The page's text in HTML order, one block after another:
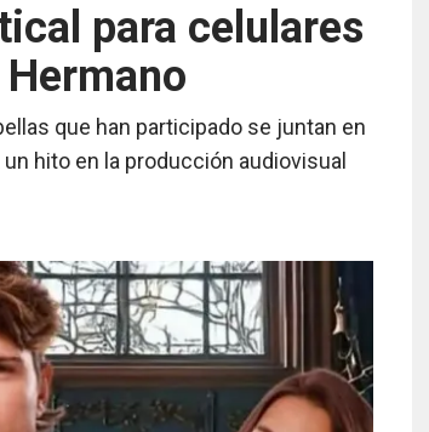
para celulares
que han participado se juntan en
hito en la producción audiovisual